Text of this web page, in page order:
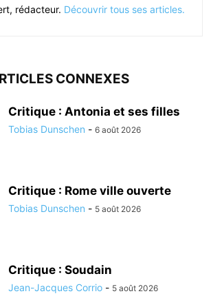
rédacteur. Découvrir tous ses articles.
CONNEXES
Critique : Antonia et ses filles
Tobias Dunschen - 6 août 2026
Critique : Rome ville ouverte
Tobias Dunschen - 5 août 2026
Critique : Soudain
Jean-Jacques Corrio - 5 août 2026